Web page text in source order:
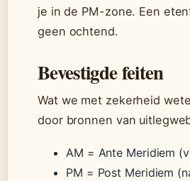
je in de PM-zone. Een
geen ochtend.
Bevestigde feiten
Wat we met zekerheid
door bronnen van
AM = Ante Meridiem
PM = Post Meridiem